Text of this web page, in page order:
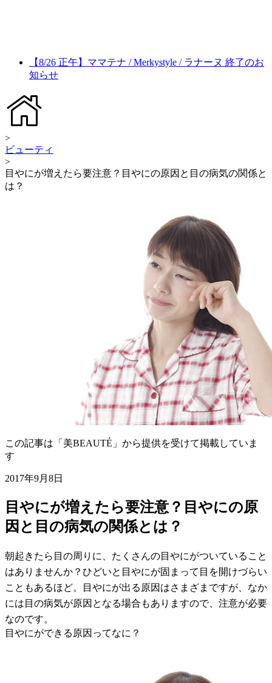
【8/26 正午】ママテナ / Merkystyle / ラナーヌ 終了のお
知らせ
>
ビューティ
>
目やにが増えたら要注意？目やにの原因と目の病気の関係と
は？
この記事は「美BEAUTÉ」から提供を受けて掲載していま
す
2017年9月8日
目やにが増えたら要注意？目やにの原
因と目の病気の関係とは？
朝起きたら目の周りに、たくさんの目やにがついていること
はありませんか？ひどいと目やにが固まって目を開けづらい
こともあるほど。目やにが出る原因はさまざまですが、なか
には目の病気が原因となる場合もありますので、注意が必要
なのです。
目やにができる原因ってなに？